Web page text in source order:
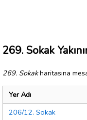
269. Sokak
269. Sokakharitasına
Yer Adı
206/12. Sokak